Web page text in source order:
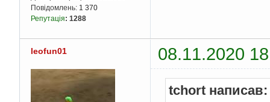
Повідомлень: 1 370
Репутація: 1288
leofun01 08.11.2020
tchort написав: